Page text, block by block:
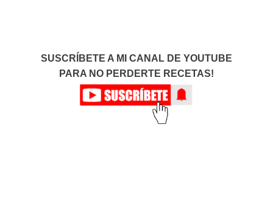
SUSCRÍBETE A MI CANAL DE YOUTUBE
PARA NO PERDERTE RECETAS!